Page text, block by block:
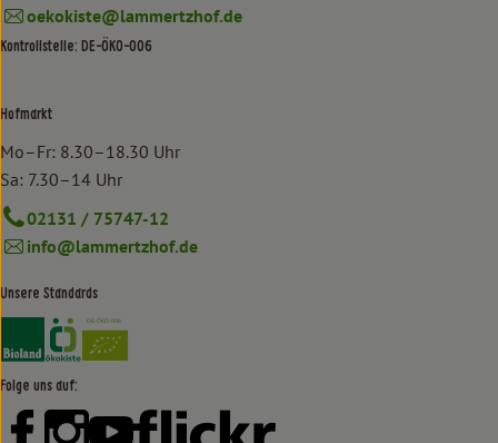
oekokiste@lammertzhof.de
Kontrollstelle: DE-ÖKO-006
Hofmarkt
Mo–Fr: 8.30–18.30 Uhr
Sa: 7.30–14 Uhr
02131 / 75747-12
info@lammertzhof.de
Unsere Standards
Externer Link zu https://www.bioland.de/verbraucher
Externer Link zu https://www.oekokiste.de/
Folge uns auf:
Externer Link zu https://www.facebook.com/lammertzhof/
Externer Link zu https://www.instagram.com/
Externer Link zu https://www.youtube.com/
Externer Link zu https://